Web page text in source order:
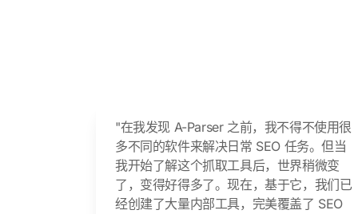
"在我发现 A-Parser 之前，我不得不使用很
多不同的软件来解决日常 SEO 任务。但当
我开始了解这个抓取工具后，世界稍微变
了，变得好得多了。现在，基于它，我们已
经创建了大量内部工具，完美覆盖了 SEO